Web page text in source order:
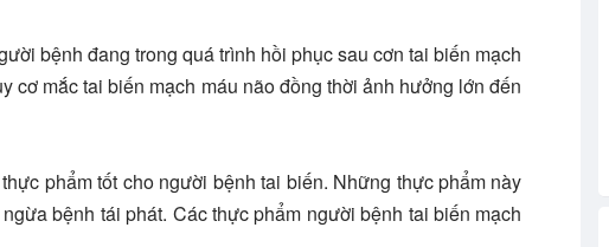
bệnh đang trong quá trình hồi phục sau cơn tai biến mạch
cơ mắc tai biến mạch máu não đồng thời ảnh hưởng lớn đến
phẩm tốt cho người bệnh tai biến. Những thực phẩm này
bệnh tái phát. Các thực phẩm người bệnh tai biến mạch